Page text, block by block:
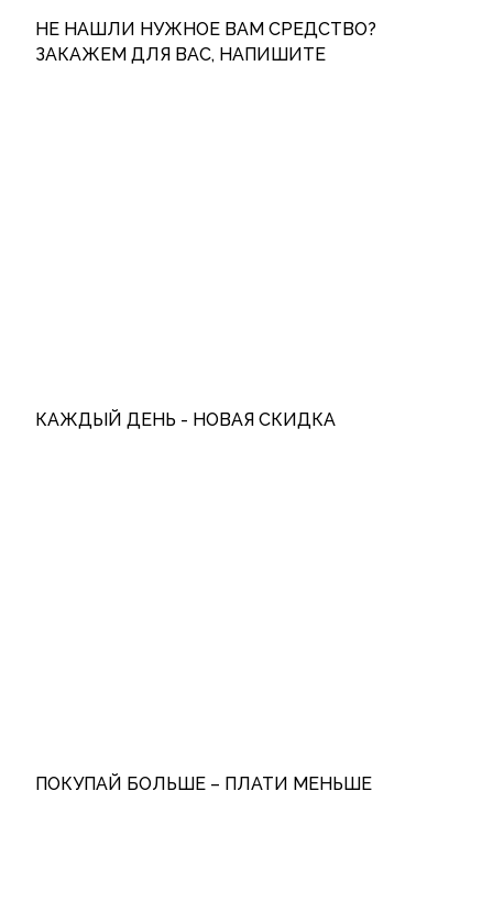
НЕ НАШЛИ НУЖНОЕ ВАМ СРЕДСТВО?
ЗАКАЖЕМ ДЛЯ ВАС, НАПИШИТЕ
КАЖДЫЙ ДЕНЬ - НОВАЯ СКИДКА
ПОКУПАЙ БОЛЬШЕ – ПЛАТИ МЕНЬШЕ